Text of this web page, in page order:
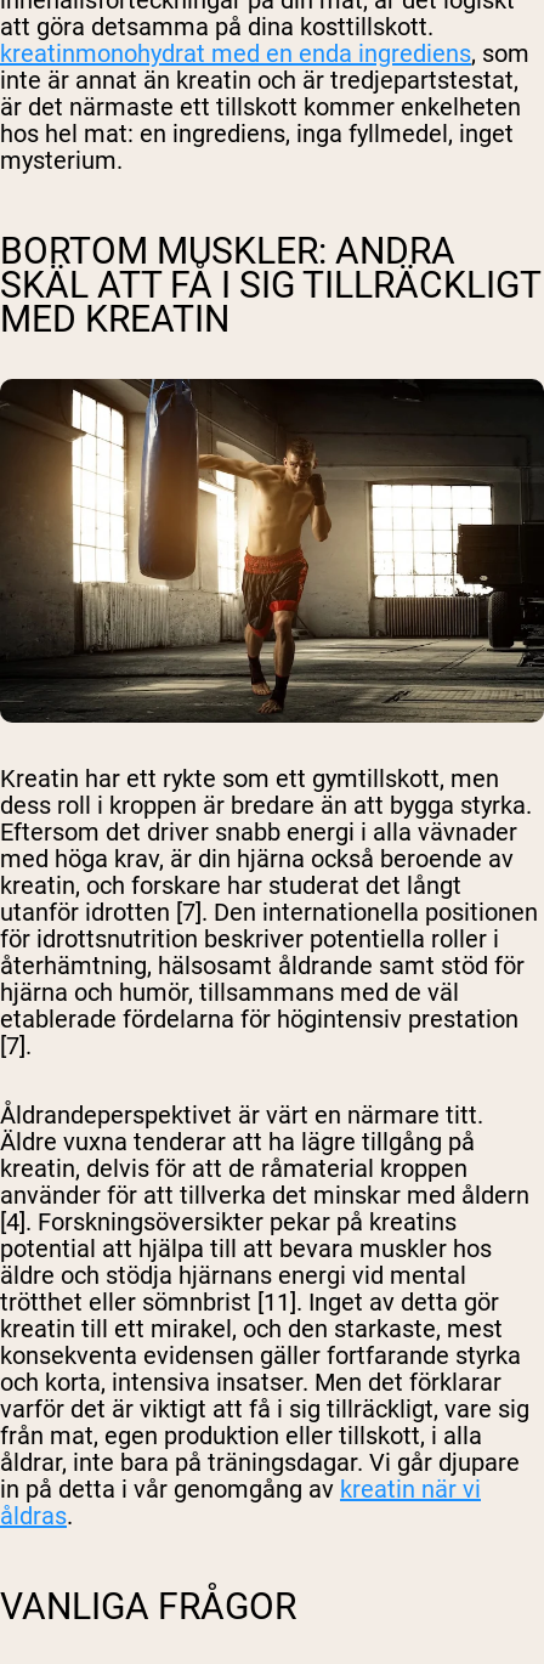
att göra detsamma på dina kosttillskott.
kreatinmonohydrat med en enda ingrediens, som
inte är annat än kreatin och är tredjepartstestat,
är det närmaste ett tillskott kommer enkelheten
hos hel mat: en ingrediens, inga fyllmedel, inget
mysterium.
BORTOM MUSKLER: ANDRA
SKÄL ATT FÅ I SIG TILLRÄCKLIGT
MED KREATIN
Kreatin har ett rykte som ett gymtillskott, men
dess roll i kroppen är bredare än att bygga styrka.
Eftersom det driver snabb energi i alla vävnader
med höga krav, är din hjärna också beroende av
kreatin, och forskare har studerat det långt
utanför idrotten [7]. Den internationella positionen
för idrottsnutrition beskriver potentiella roller i
återhämtning, hälsosamt åldrande samt stöd för
hjärna och humör, tillsammans med de väl
etablerade fördelarna för högintensiv prestation
[7].
Åldrandeperspektivet är värt en närmare titt.
Äldre vuxna tenderar att ha lägre tillgång på
kreatin, delvis för att de råmaterial kroppen
använder för att tillverka det minskar med åldern
[4]. Forskningsöversikter pekar på kreatins
potential att hjälpa till att bevara muskler hos
äldre och stödja hjärnans energi vid mental
trötthet eller sömnbrist [11]. Inget av detta gör
kreatin till ett mirakel, och den starkaste, mest
konsekventa evidensen gäller fortfarande styrka
och korta, intensiva insatser. Men det förklarar
varför det är viktigt att få i sig tillräckligt, vare sig
från mat, egen produktion eller tillskott, i alla
åldrar, inte bara på träningsdagar. Vi går djupare
in på detta i vår genomgång av kreatin när vi
åldras.
VANLIGA FRÅGOR